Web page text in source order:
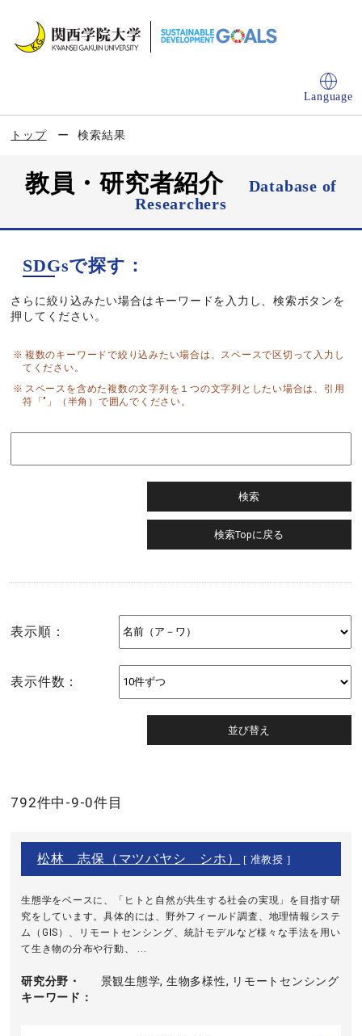
Language
トップ 検索結果
教員・研究者紹介
Database of
Researchers
SDGsで探す：
さらに絞り込みたい場合はキーワードを入力し、検索ボタンを
押してください。
複数のキーワードで絞り込みたい場合は、スペースで区切って入力し
てください。
スペースを含めた複数の文字列を１つの文字列としたい場合は、引用
符「"」（半角）で囲んでください。
表示順：
表示件数：
792件中-9-0件目
松林 志保（マツバヤシ シホ） [ 准教授 ]
生態学をベースに、「ヒトと自然が共生する社会の実現」を目指す研
究をしています。具体的には、野外フィールド調査、地理情報システ
ム（GIS）、リモートセンシング、統計モデルなど様々な手法を用い
て生き物の分布や行動、 ...
研究分野・
キーワード
景観生態学, 生物多様性, リモートセンシング